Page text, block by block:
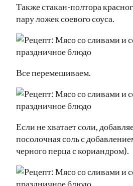
Также стакан-полтора
пару ложек соевого соуса.
Все перемешиваем.
Если не хватает соли,
посолочная соль с
черного перца с кориандром).